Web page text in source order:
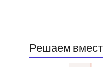
Решаем